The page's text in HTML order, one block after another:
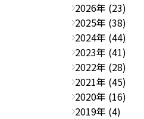
2026年 (23)
2025年 (38)
2024年 (44)
2023年 (41)
2022年 (28)
2021年 (45)
2020年 (16)
2019年 (4)